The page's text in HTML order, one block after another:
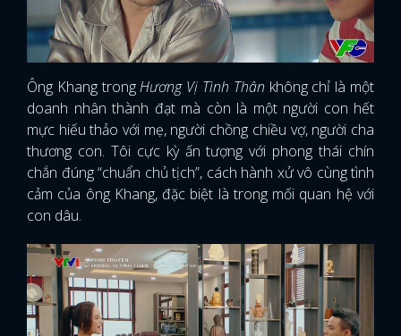
Ông Khang trongHương Vị Tình Thân không chỉ là một
doanh nhân thành đạt mà còn là một người con hết
mực hiếu thảo với mẹ, người chồng chiều vợ, người cha
thương con. Tôi cực kỳ ấn tượng với phong thái chín
chắn đúng “chuẩn chủ tịch”, cách hành xử vô cùng tình
cảm của ông Khang, đặc biệt là trong mối quan hệ với
con dâu.